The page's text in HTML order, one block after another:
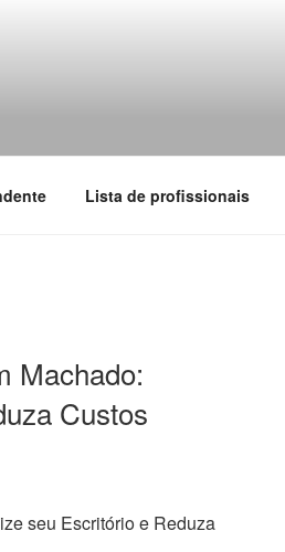
Lista de profissionais
Machado:
Custos
seu Escritório e Reduza